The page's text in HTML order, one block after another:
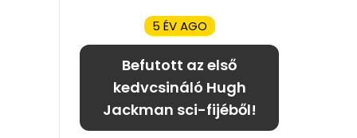
5 ÉV AGO
Befutott az első
kedvcsináló Hugh
Jackman sci-fijéből!